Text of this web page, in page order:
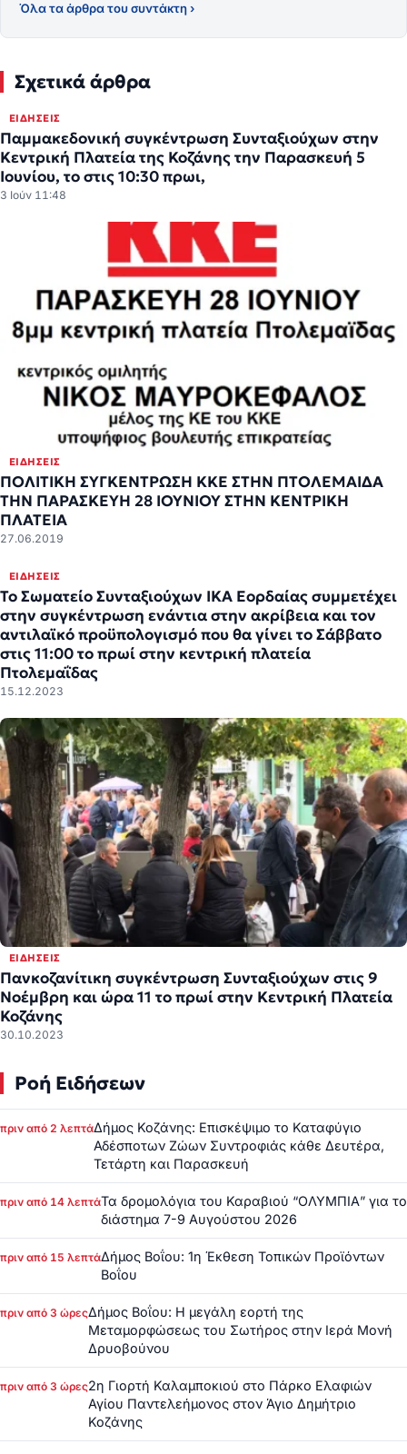
Όλα τα άρθρα του συντάκτη ›
Σχετικά άρθρα
ΕΙΔΉΣΕΙΣ
Παμμακεδονική συγκέντρωση Συνταξιούχων στην
Κεντρική Πλατεία της Κοζάνης την Παρασκευή 5
Ιουνίου, το στις 10:30 πρωι,
3 Ιούν 11:48
ΕΙΔΉΣΕΙΣ
ΠΟΛΙΤΙΚΗ ΣΥΓΚΕΝΤΡΩΣΗ ΚΚΕ ΣΤΗΝ ΠΤΟΛΕΜΑΙΔΑ
ΤΗΝ ΠΑΡΑΣΚΕΥΗ 28 ΙΟΥΝΙΟΥ ΣΤΗΝ ΚΕΝΤΡΙΚΗ
ΠΛΑΤΕΙΑ
27.06.2019
ΕΙΔΉΣΕΙΣ
Το Σωματείο Συνταξιούχων ΙΚΑ Εορδαίας συμμετέχει
στην συγκέντρωση ενάντια στην ακρίβεια και τον
αντιλαϊκό προϋπολογισμό που θα γίνει το Σάββατο
στις 11:00 το πρωί στην κεντρική πλατεία
Πτολεμαΐδας
15.12.2023
ΕΙΔΉΣΕΙΣ
Πανκοζανίτικη συγκέντρωση Συνταξιούχων στις 9
Νοέμβρη και ώρα 11 το πρωί στην Κεντρική Πλατεία
Κοζάνης
30.10.2023
Ροή Ειδήσεων
πριν από 2 λεπτάΔήμος Κοζάνης: Επισκέψιμο το Καταφύγιο
Αδέσποτων Ζώων Συντροφιάς κάθε Δευτέρα,
Τετάρτη και Παρασκευή
πριν από 14 λεπτάΤα δρομολόγια του Καραβιού “ΟΛΥΜΠΙΑ” για το
διάστημα 7-9 Αυγούστου 2026
πριν από 15 λεπτάΔήμος Βοΐου: 1η Έκθεση Τοπικών Προϊόντων
Βοΐου
πριν από 3 ώρεςΔήμος Βοΐου: Η μεγάλη εορτή της
Μεταμορφώσεως του Σωτήρος στην Ιερά Μονή
Δρυοβούνου
πριν από 3 ώρες2η Γιορτή Καλαμποκιού στο Πάρκο Ελαφιών
Αγίου Παντελεήμονος στον Άγιο Δημήτριο
Κοζάνης